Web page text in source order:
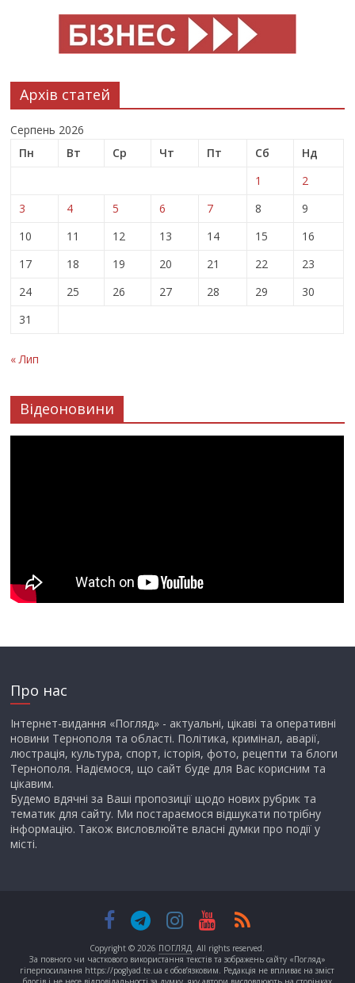
Архів статей
Серпень 2026
Пн
Вт Ср Чт Пт Сб
Нд
1
2
3
4 5 6 7 8
9
10
11 12 13 14 15
16
17
18 19 20 21 22
23
24
25 26 27 28 29
30
31
« Лип
Відеоновини
Про нас
Інтернет-видання «Погляд» - актуальні, цікаві та оперативні
новини Тернополя та області. Політика, кримінал, аварії,
люстрація, культура, спорт, історія, фото, рецепти та блоги
Тернополя. Надіємося, що сайт буде для Вас корисним та
цікавим.
Будемо вдячні за Ваші пропозиції щодо нових рубрик та
тематик для сайту. Ми постараємося відшукати потрібну
інформацію. Також висловлюйте власні думки про події у
місті.
Copyright © 2026 ПОГЛЯД. All rights reserved.
За повного чи часткового використання текстів та зображень сайту «Погляд»
гіперпосилання https://poglyad.te.ua є обов’язковим. Редакція не впливає на зміст